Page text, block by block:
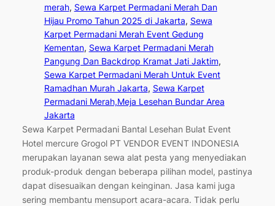
merah, Sewa Karpet Permadani Merah Dan
Hijau Promo Tahun 2025 di Jakarta, Sewa
Karpet Permadani Merah Event Gedung
Kementan, Sewa Karpet Permadani Merah
Pangung Dan Backdrop Kramat Jati Jaktim
Sewa Karpet Permadani Merah Untuk Event
Ramadhan Murah Jakarta, Sewa Karpet
Permadani Merah,Meja Lesehan Bundar Area
Jakarta
Sewa Karpet Permadani Bantal Lesehan Bulat Event
Hotel mercure Grogol PT VENDOR EVENT INDONESIA
merupakan layanan sewa alat pesta yang menyediakan
produk-produk dengan beberapa pilihan model, pastinya
dapat disesuaikan dengan keinginan. Jasa kami juga
sering membantu mensuport acara-acara. Tidak perlu